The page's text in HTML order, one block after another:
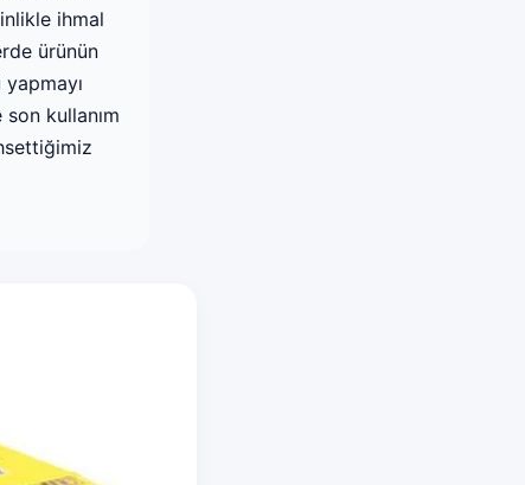
ihmal
ürünün
kullanım